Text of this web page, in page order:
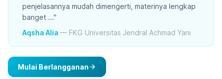
penjelasannya mudah dimengerti, materinya lengkap
banget ..."
Aqsha Alia — FKG Universitas Jendral Achmad Yani
Mulai Berlangganan